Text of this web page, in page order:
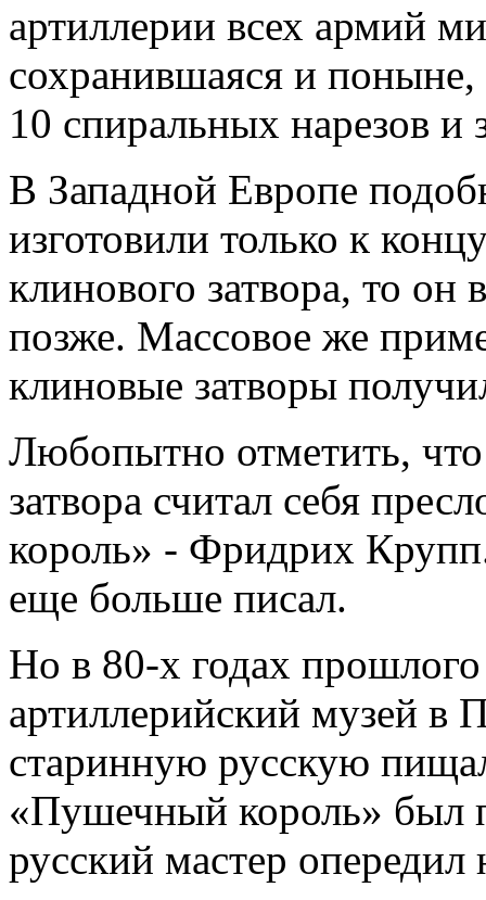
артиллерии всех армий
сохранившаяся и поныне,
10 спиральных нарезов и
В Западной Европе
изготовили только к
клинового затвора, то он
позже. Массовое же
клиновые затворы
Любопытно отметить,
затвора считал себя
король» - Фридрих
еще больше писал.
Но в 80-х годах
артиллерийский музей в
старинную русскую
«Пушечный король» был
русский мастер